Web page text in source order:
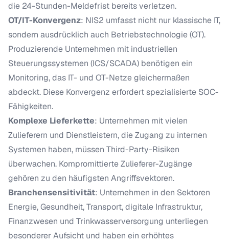
die 24-Stunden-Meldefrist bereits verletzen.
OT/IT-Konvergenz: NIS2 umfasst nicht nur klassische IT,
sondern ausdrücklich auch Betriebstechnologie (OT).
Produzierende Unternehmen mit industriellen
Steuerungssystemen (ICS/SCADA) benötigen ein
Monitoring, das IT- und OT-Netze gleichermaßen
abdeckt. Diese Konvergenz erfordert spezialisierte SOC-
Fähigkeiten.
Komplexe Lieferkette: Unternehmen mit vielen
Zulieferern und Dienstleistern, die Zugang zu internen
Systemen haben, müssen Third-Party-Risiken
überwachen. Kompromittierte Zulieferer-Zugänge
gehören zu den häufigsten Angriffsvektoren.
Branchensensitivität: Unternehmen in den Sektoren
Energie, Gesundheit, Transport, digitale Infrastruktur,
Finanzwesen und Trinkwasserversorgung unterliegen
besonderer Aufsicht und haben ein erhöhtes